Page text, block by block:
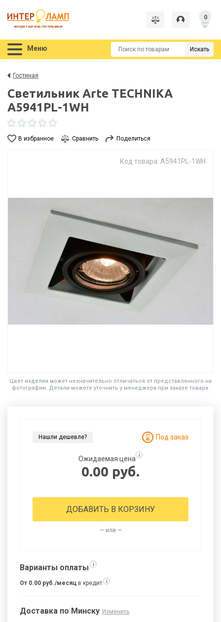
интернет-магазин светильников
0
Меню Искать
Гостиная
Светильник Arte TECHNIKA
A5941PL-1WH
В избранное Сравнить Поделиться
Код товара: A5941PL-1WH
Цвет изделия может незначительно отличаться от представленного на
фотографии. Детали можете уточнить у менеджера при заказе товара.
Нашли дешевле? Под заказ
Ожидаемая цена i
0.00 руб.
ДОБАВИТЬ В КОРЗИНУ
— или —
Варианты оплаты i
От 0.00 руб./месяц в кредит i
Доставка по Минску Изменить